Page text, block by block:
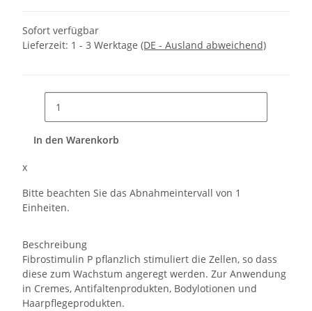
Sofort verfügbar
Lieferzeit: 1 - 3 Werktage (DE - Ausland abweichend)
In den Warenkorb
x
Bitte beachten Sie das Abnahmeintervall von 1
Einheiten.
Beschreibung
Fibrostimulin P pflanzlich stimuliert die Zellen, so dass
diese zum Wachstum angeregt werden. Zur Anwendung
in Cremes, Antifaltenprodukten, Bodylotionen und
Haarpflegeprodukten.